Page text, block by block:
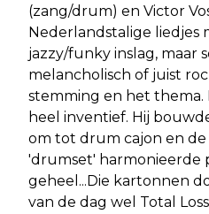
(zang/drum) en Victor
Nederlandstalige liedjes
jazzy/funky inslag, maar
melancholisch of juist
stemming en het thema.
heel inventief. Hij
om tot drum cajon en de
'drumset' harmonieerde
geheel...Die kartonnen
van de dag wel Total